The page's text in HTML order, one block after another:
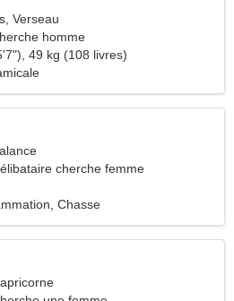
Verseau
homme
49 kg (108 livres)
cherche femme
Chasse